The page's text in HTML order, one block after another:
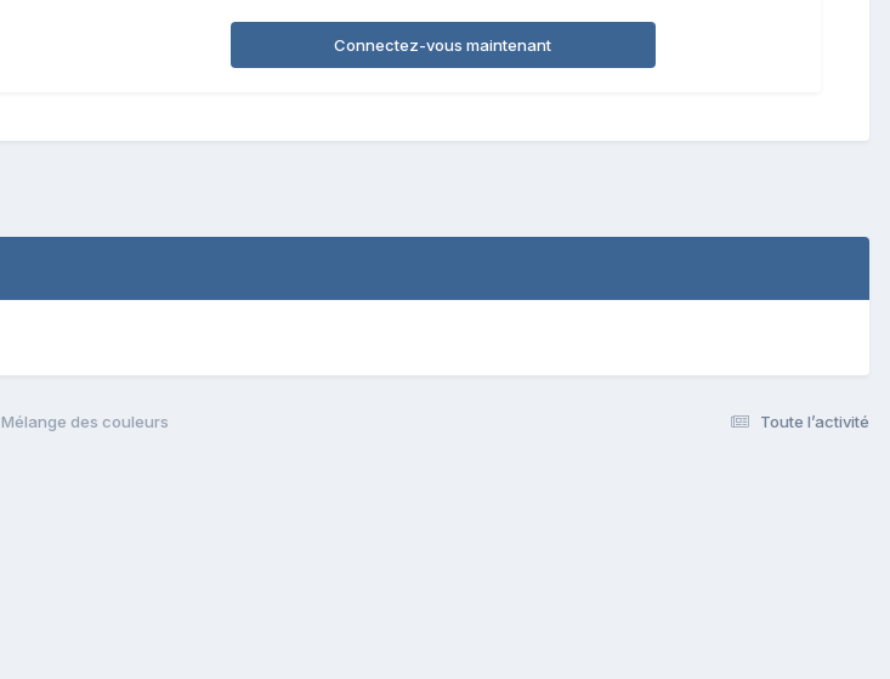
Connectez-vous maintenant
Toute l’activité
Mélange des couleurs